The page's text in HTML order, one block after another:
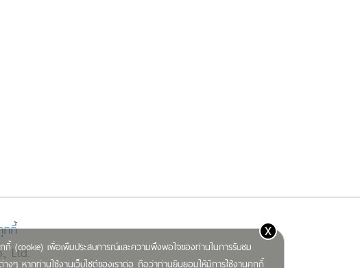
กกี้ (cookie) เพื่อเพิ่มประสบการณ์และความพึงพอใจของท่านในการรับชม
างๆ หากท่านใช้งานเว็บไซต์ของเราต่อ ถือว่าท่านยินยอมให้มีการใช้งานคุกกี้
x
กกี้
Ltd.